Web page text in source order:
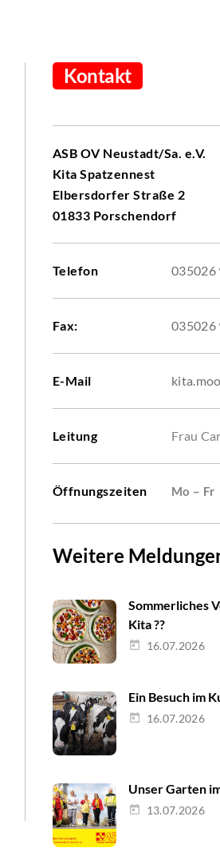
Kontakt
ASB OV Neustadt/Sa. e.V.
Kita Spatzennest
Elbersdorfer Straße 2
01833 Porschendorf
Telefon 035026
Fax: 035026
E-Mail
Leitung Frau
Öffnungszeiten Mo – Fr
Weitere
Sommerliches
Kita ??
16.07.2026
Ein Besuch im
16.07.2026
Unser Garten
13.07.2026